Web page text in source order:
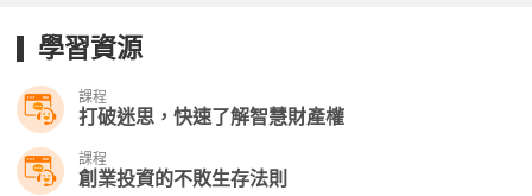
學習資源
課程
打破迷思，快速了解智慧財產權
課程
創業投資的不敗生存法則